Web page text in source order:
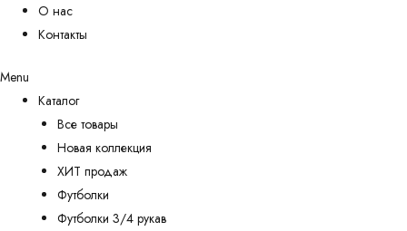
О нас
Контакты
Menu
Каталог
Все товары
Новая коллекция
ХИТ продаж
Футболки
Футболки 3/4 рукав